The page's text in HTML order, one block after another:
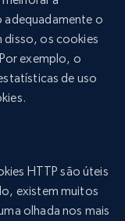
adequadamente o
disso, os cookies
exemplo, o
de uso
HTTP são úteis
existem muitos
olhada nos mais